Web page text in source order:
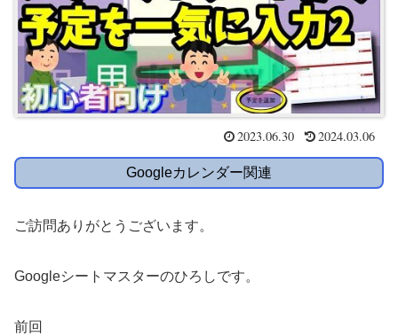
2023.06.30 2024.03.06
Googleカレンダー関連
ご訪問ありがとうございます。
Googleシートマスターのひろしです。
前回